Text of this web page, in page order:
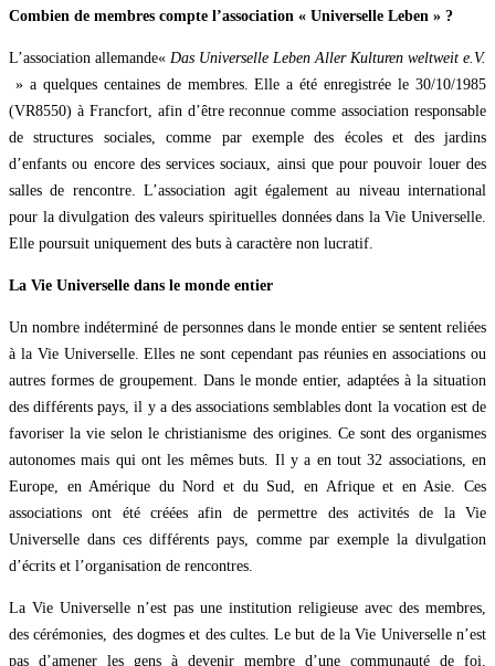
Combien de membres compte l’association « Universelle Leben » ?
L’association allemande« Das Universelle Leben Aller Kulturen weltweit e.V.
» a quelques centaines de membres. Elle a été enregistrée le 30/10/1985
(VR8550) à Francfort, afin d’être reconnue comme association responsable
de structures sociales, comme par exemple des écoles et des jardins
d’enfants ou encore des services sociaux, ainsi que pour pouvoir louer des
salles de rencontre. L’association agit également au niveau international
pour la divulgation des valeurs spirituelles données dans la Vie Universelle.
Elle poursuit uniquement des buts à caractère non lucratif.
La Vie Universelle dans le monde entier
Un nombre indéterminé de personnes dans le monde entier se sentent reliées
à la Vie Universelle. Elles ne sont cependant pas réunies en associations ou
autres formes de groupement. Dans le monde entier, adaptées à la situation
des différents pays, il y a des associations semblables dont la vocation est de
favoriser la vie selon le christianisme des origines. Ce sont des organismes
autonomes mais qui ont les mêmes buts. Il y a en tout 32 associations, en
Europe, en Amérique du Nord et du Sud, en Afrique et en Asie. Ces
associations ont été créées afin de permettre des activités de la Vie
Universelle dans ces différents pays, comme par exemple la divulgation
d’écrits et l’organisation de rencontres.
La Vie Universelle n’est pas une institution religieuse avec des membres,
des cérémonies, des dogmes et des cultes. Le but de la Vie Universelle n’est
pas d’amener les gens à devenir membre d’une communauté de foi.